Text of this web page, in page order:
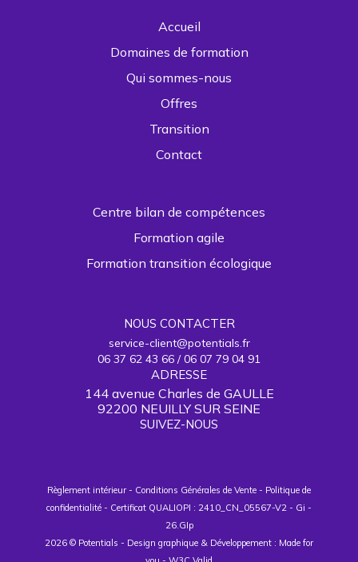
Accueil
Domaines de formation
Qui sommes-nous
Offres
Transition
Contact
Centre bilan de compétences
Formation agile
Formation transition écologique
NOUS CONTACTER
service-client@potentials.fr
06 37 62 43 66 / 06 07 79 04 91
ADRESSE
144 avenue Charles de GAULLE
92200 NEUILLY SUR SEINE
SUIVEZ-NOUS
Règlement intérieur- Conditions Générales de Vente - Politique de
confidentialité - Certificat QUALIOPI : 2410_CN_05567-V2 - Gi -
26.GIp
2026 © Potentials - Design graphique & Développement : Made for